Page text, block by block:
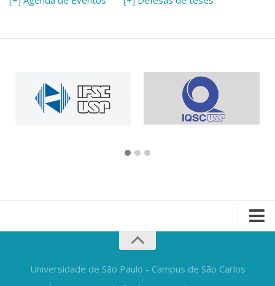
Universidade de São Paulo - Campus de São Carlos